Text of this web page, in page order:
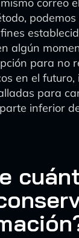
algún
para no
en el futuro,
para
inferior